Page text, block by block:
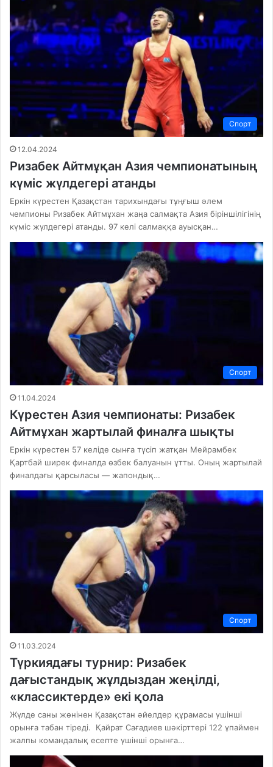
Спорт
12.04.2024
Ризабек Айтмұқан Азия чемпионатының
күміс жүлдегері атанды
Еркін күрестен Қазақстан тарихындағы тұңғыш әлем
чемпионы Ризабек Айтмұхан жаңа салмақта Азия біріншілігінің
күміс жүлдегері атанды. 97 келі салмаққа ауысқан…
Спорт
11.04.2024
Күрестен Азия чемпионаты: Ризабек
Айтмұхан жартылай финалға шықты
Еркін күрестен 57 келіде сынға түсіп жатқан Мейрамбек
Қартбай ширек финалда өзбек балуанын ұтты. Оның жартылай
финалдағы қарсыласы — жапондық…
Спорт
11.03.2024
Түркиядағы турнир: Ризабек
дағыстандық жұлдыздан жеңілді,
«классиктерде» екі қола
Жүлде саны жөнінен Қазақстан әйелдер құрамасы үшінші
орынға табан тіреді. Қайрат Сағадиев шәкірттері 122 ұпаймен
жалпы командалық есепте үшінші орынға…